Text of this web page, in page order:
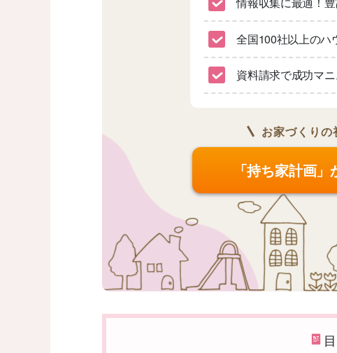
全国100社以上のハ
資料請求で成功マ
お家づくりの
「持ち家計画